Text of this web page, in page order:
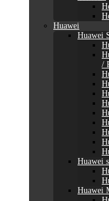
Huawei
Huawei
/
Huawei
Huawei